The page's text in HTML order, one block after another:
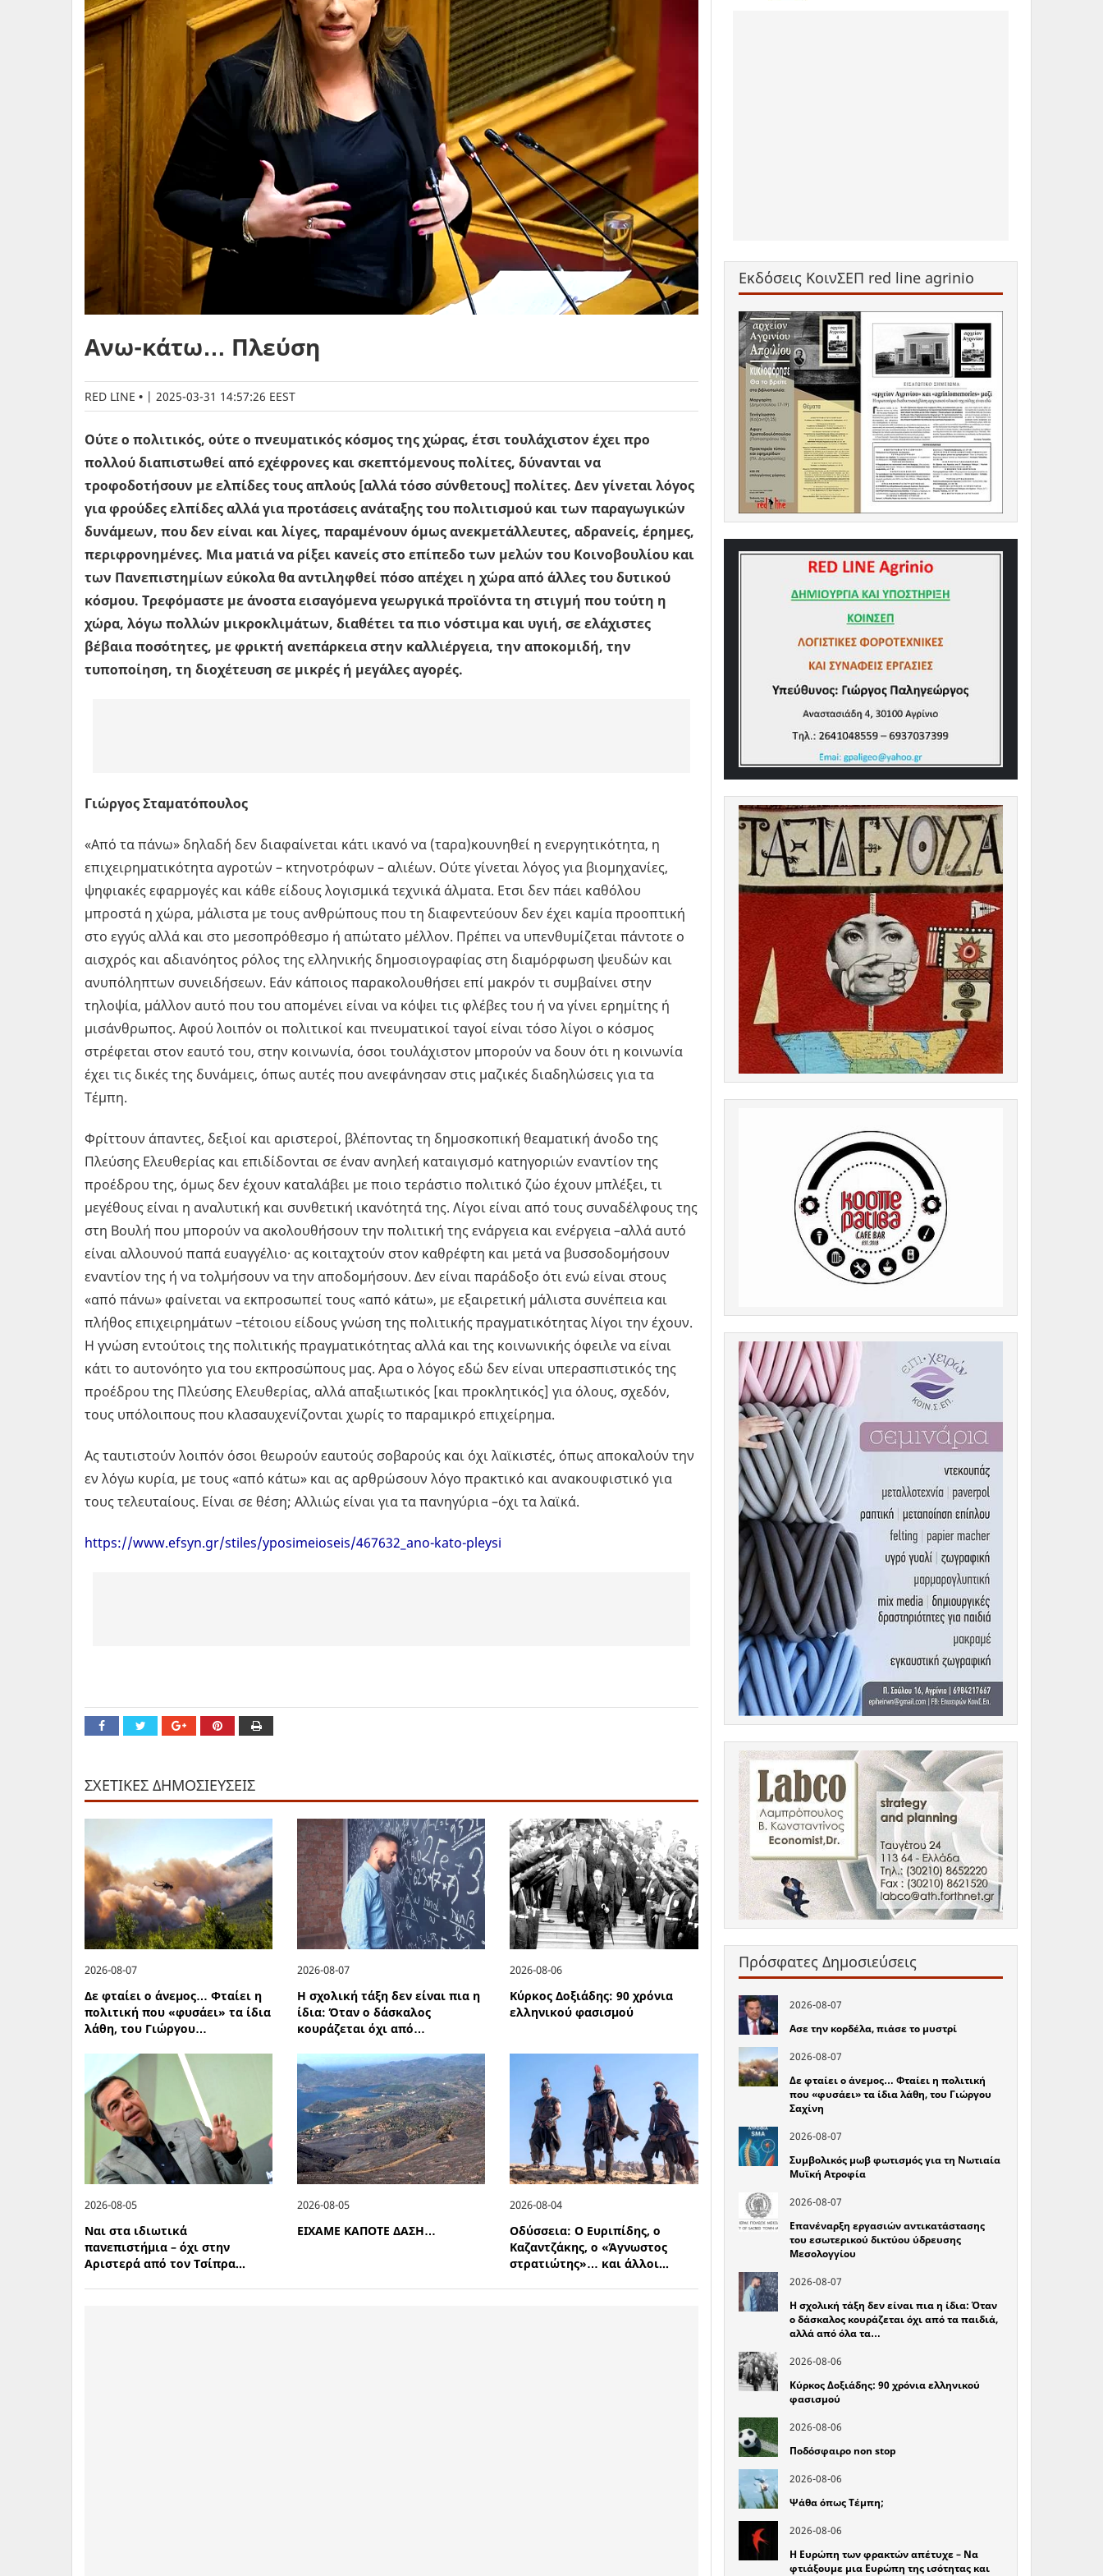
Ανω-κάτω… Πλεύση
RED LINE | 2025-03-31 14:57:26 EEST
Ούτε ο πολιτικός, ούτε ο πνευματικός κόσμος της χώρας, έτσι τουλάχιστον έχει προ
πολλού διαπιστωθεί από εχέφρονες και σκεπτόμενους πολίτες, δύνανται να
τροφοδοτήσουν με ελπίδες τους απλούς [αλλά τόσο σύνθετους] πολίτες. Δεν γίνεται λόγος
για φρούδες ελπίδες αλλά για προτάσεις ανάταξης του πολιτισμού και των παραγωγικών
δυνάμεων, που δεν είναι και λίγες, παραμένουν όμως ανεκμετάλλευτες, αδρανείς, έρημες,
περιφρονημένες. Μια ματιά να ρίξει κανείς στο επίπεδο των μελών του Κοινοβουλίου και
των Πανεπιστημίων εύκολα θα αντιληφθεί πόσο απέχει η χώρα από άλλες του δυτικού
κόσμου. Τρεφόμαστε με άνοστα εισαγόμενα γεωργικά προϊόντα τη στιγμή που τούτη η
χώρα, λόγω πολλών μικροκλιμάτων, διαθέτει τα πιο νόστιμα και υγιή, σε ελάχιστες
βέβαια ποσότητες, με φρικτή ανεπάρκεια στην καλλιέργεια, την αποκομιδή, την
τυποποίηση, τη διοχέτευση σε μικρές ή μεγάλες αγορές.
Γιώργος Σταματόπουλος
«Από τα πάνω» δηλαδή δεν διαφαίνεται κάτι ικανό να (ταρα)κουνηθεί η ενεργητικότητα, η
επιχειρηματικότητα αγροτών – κτηνοτρόφων – αλιέων. Ούτε γίνεται λόγος για βιομηχανίες,
ψηφιακές εφαρμογές και κάθε είδους λογισμικά τεχνικά άλματα. Ετσι δεν πάει καθόλου
μπροστά η χώρα, μάλιστα με τους ανθρώπους που τη διαφεντεύουν δεν έχει καμία προοπτική
στο εγγύς αλλά και στο μεσοπρόθεσμο ή απώτατο μέλλον. Πρέπει να υπενθυμίζεται πάντοτε ο
αισχρός και αδιανόητος ρόλος της ελληνικής δημοσιογραφίας στη διαμόρφωση ψευδών και
ανυπόληπτων συνειδήσεων. Εάν κάποιος παρακολουθήσει επί μακρόν τι συμβαίνει στην
τηλοψία, μάλλον αυτό που του απομένει είναι να κόψει τις φλέβες του ή να γίνει ερημίτης ή
μισάνθρωπος. Αφού λοιπόν οι πολιτικοί και πνευματικοί ταγοί είναι τόσο λίγοι ο κόσμος
στρέφεται στον εαυτό του, στην κοινωνία, όσοι τουλάχιστον μπορούν να δουν ότι η κοινωνία
έχει τις δικές της δυνάμεις, όπως αυτές που ανεφάνησαν στις μαζικές διαδηλώσεις για τα
Τέμπη.
Φρίττουν άπαντες, δεξιοί και αριστεροί, βλέποντας τη δημοσκοπική θεαματική άνοδο της
Πλεύσης Ελευθερίας και επιδίδονται σε έναν ανηλεή καταιγισμό κατηγοριών εναντίον της
προέδρου της, όμως δεν έχουν καταλάβει με ποιο τεράστιο πολιτικό ζώο έχουν μπλέξει, τι
μεγέθους είναι η αναλυτική και συνθετική ικανότητά της. Λίγοι είναι από τους συναδέλφους της
στη Βουλή που μπορούν να ακολουθήσουν την πολιτική της ενάργεια και ενέργεια –αλλά αυτό
είναι αλλουνού παπά ευαγγέλιο· ας κοιταχτούν στον καθρέφτη και μετά να βυσσοδομήσουν
εναντίον της ή να τολμήσουν να την αποδομήσουν. Δεν είναι παράδοξο ότι ενώ είναι στους
«από πάνω» φαίνεται να εκπροσωπεί τους «από κάτω», με εξαιρετική μάλιστα συνέπεια και
πλήθος επιχειρημάτων –τέτοιου είδους γνώση της πολιτικής πραγματικότητας λίγοι την έχουν.
Η γνώση εντούτοις της πολιτικής πραγματικότητας αλλά και της κοινωνικής όφειλε να είναι
κάτι το αυτονόητο για του εκπροσώπους μας. Αρα ο λόγος εδώ δεν είναι υπερασπιστικός της
προέδρου της Πλεύσης Ελευθερίας, αλλά απαξιωτικός [και προκλητικός] για όλους, σχεδόν,
τους υπόλοιπους που κλασαυχενίζονται χωρίς το παραμικρό επιχείρημα.
Ας ταυτιστούν λοιπόν όσοι θεωρούν εαυτούς σοβαρούς και όχι λαϊκιστές, όπως αποκαλούν την
εν λόγω κυρία, με τους «από κάτω» και ας αρθρώσουν λόγο πρακτικό και ανακουφιστικό για
τους τελευταίους. Είναι σε θέση; Αλλιώς είναι για τα πανηγύρια –όχι τα λαϊκά.
https://www.efsyn.gr/stiles/yposimeioseis/467632_ano-kato-pleysi
ΣΧΕΤΙΚΕΣ ΔΗΜΟΣΙΕΥΣΕΙΣ
2026-08-07
Δε φταίει ο άνεμος… Φταίει η
πολιτική που «φυσάει» τα ίδια
λάθη, του Γιώργου…
2026-08-07
Η σχολική τάξη δεν είναι πια η
ίδια: Όταν ο δάσκαλος
κουράζεται όχι από…
2026-08-06
Κύρκος Δοξιάδης: 90 χρόνια
ελληνικού φασισμού
2026-08-05
Ναι στα ιδιωτικά
πανεπιστήμια – όχι στην
Αριστερά από τον Τσίπρα...
2026-08-05
ΕΙΧΑΜΕ ΚΑΠΟΤΕ ΔΑΣΗ…
2026-08-04
Οδύσσεια: Ο Ευριπίδης, ο
Καζαντζάκης, ο «Άγνωστος
στρατιώτης»… και άλλοι...
Εκδόσεις ΚοινΣΕΠ red line agrinio
Πρόσφατες Δημοσιεύσεις
2026-08-07
Ασε την κορδέλα, πιάσε το μυστρί
2026-08-07
Δε φταίει ο άνεμος… Φταίει η πολιτική
που «φυσάει» τα ίδια λάθη, του Γιώργου
Σαχίνη
2026-08-07
Συμβολικός μωβ φωτισμός για τη Νωτιαία
Μυϊκή Ατροφία
2026-08-07
Επανέναρξη εργασιών αντικατάστασης
του εσωτερικού δικτύου ύδρευσης
Μεσολογγίου
2026-08-07
Η σχολική τάξη δεν είναι πια η ίδια: Όταν
ο δάσκαλος κουράζεται όχι από τα παιδιά,
αλλά από όλα τα…
2026-08-06
Κύρκος Δοξιάδης: 90 χρόνια ελληνικού
φασισμού
2026-08-06
Ποδόσφαιρο non stop
2026-08-06
Ψάθα όπως Τέμπη;
2026-08-06
Η Ευρώπη των φρακτών απέτυχε – Να
φτιάξουμε μια Ευρώπη της ισότητας και